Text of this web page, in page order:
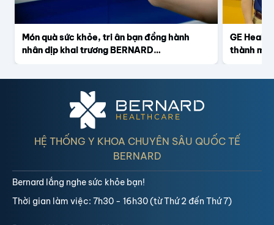
Món quà sức khỏe, tri ân bạn đồng hành
nhân dịp khai trương BERNARD
GE
thành mô
HỆ THỐNG Y KHOA CHUYÊN SÂU QUỐC TẾ
BERNARD
Bernard lắng nghe sức khỏe bạn!
Thời gian làm việc: 7h30 - 16h30 (từ Thứ 2 đến Thứ 7)